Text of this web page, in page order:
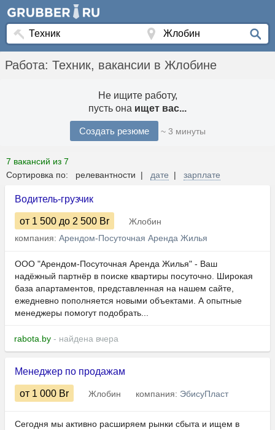
Работа: Техник, вакансии в Жлобине
Не ищите работу,
пусть она ищет вас...
Создать резюме ~ 3 минуты
7 вакансий из 7
Сортировка по: релевантности | дате | зарплате
Водитель-грузчик
от 1 500 до 2 500 Br
Жлобин
компания: Арендом-Посуточная Аренда Жилья
OOO "Арендом-Посуточная Аренда Жилья" - Ваш
надёжный партнёр в поиске квартиры посуточно. Широкая
база апартаментов, представленная на нашем сайте,
ежедневно пополняется новыми объектами. А опытные
менеджеры помогут подобрать...
rabota.by - найдена вчера
Менеджер по продажам
от 1 000 Br Жлобин компания: ЭбисуПласт
Сегодня мы активно расширяем рынки сбыта и ищем в